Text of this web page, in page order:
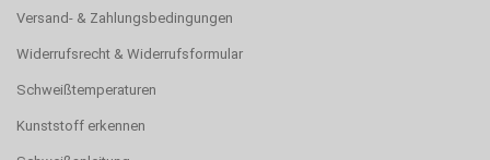
Versand- & Zahlungsbedingungen
Widerrufsrecht & Widerrufsformular
Schweißtemperaturen
Kunststoff erkennen